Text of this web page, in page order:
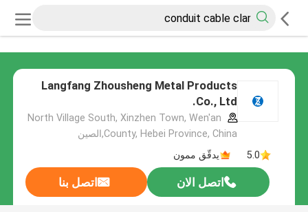
Langfang Zhousheng Metal Products
Co., Ltd.
North Village South, Xinzhen Town, Wen'an
County, Hebei Province, China,الصين
5.0
يدقّق ممون
اتصل الان اتصل بنا